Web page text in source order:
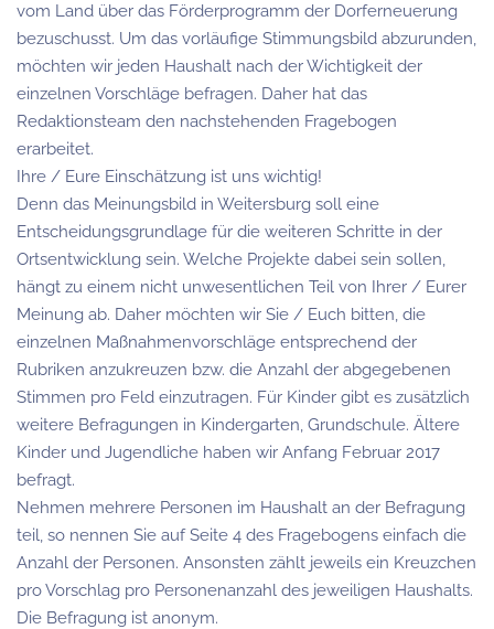
vom Land über das Förderprogramm der Dorferneuerung
bezuschusst. Um das vorläufige Stimmungsbild abzurunden,
möchten wir jeden Haushalt nach der Wichtigkeit der
einzelnen Vorschläge befragen. Daher hat das
Redaktionsteam den nachstehenden Fragebogen
erarbeitet.
Ihre / Eure Einschätzung ist uns wichtig!
Denn das Meinungsbild in Weitersburg soll eine
Entscheidungsgrundlage für die weiteren Schritte in der
Ortsentwicklung sein. Welche Projekte dabei sein sollen,
hängt zu einem nicht unwesentlichen Teil von Ihrer / Eurer
Meinung ab. Daher möchten wir Sie / Euch bitten, die
einzelnen Maßnahmenvorschläge entsprechend der
Rubriken anzukreuzen bzw. die Anzahl der abgegebenen
Stimmen pro Feld einzutragen. Für Kinder gibt es zusätzlich
weitere Befragungen in Kindergarten, Grundschule. Ältere
Kinder und Jugendliche haben wir Anfang Februar 2017
befragt.
Nehmen mehrere Personen im Haushalt an der Befragung
teil, so nennen Sie auf Seite 4 des Fragebogens einfach die
Anzahl der Personen. Ansonsten zählt jeweils ein Kreuzchen
pro Vorschlag pro Personenanzahl des jeweiligen Haushalts.
Die Befragung ist anonym.